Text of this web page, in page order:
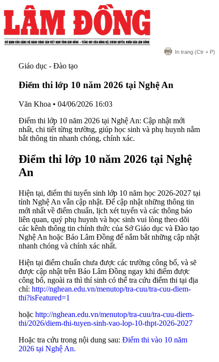
In trang (Ctr + P)
Giáo dục - Đào tạo
Điểm thi lớp 10 năm 2026 tại Nghệ An
Văn Khoa • 04/06/2026 16:03
Điểm thi lớp 10 năm 2026 tại Nghệ An: Cập nhật mới
nhất, chi tiết từng trường, giúp học sinh và phụ huynh nắm
bắt thông tin nhanh chóng, chính xác.
Điểm thi lớp 10 năm 2026 tại Nghệ
An
Hiện tại, điểm thi tuyển sinh lớp 10 năm học 2026-2027 tại
tỉnh Nghệ An vẫn cập nhật. Để cập nhật những thông tin
mới nhất về điểm chuẩn, lịch xét tuyển và các thông báo
liên quan, quý phụ huynh và học sinh vui lòng theo dõi
các kênh thông tin chính thức của Sở Giáo dục và Đào tạo
Nghệ An hoặc Báo Lâm Đồng để nắm bắt những cập nhật
nhanh chóng và chính xác nhất.
Hiện tại điểm chuẩn chưa được các trường công bố, và sẽ
được cập nhật trên Báo Lâm Đồng ngay khi điểm được
công bố, ngoài ra thì thí sinh có thể tra cứu điểm thi tại địa
chỉ: http://nghean.edu.vn/menutop/tra-cuu/tra-cuu-diem-
thi?isFeatured=1
hoặc http://nghean.edu.vn/menutop/tra-cuu/tra-cuu-diem-
thi/2026/diem-thi-tuyen-sinh-vao-lop-10-thpt-2026-2027
Hoặc tra cứu trong nội dung sau: Điểm thi vào 10 năm
2026 tại Nghệ An.